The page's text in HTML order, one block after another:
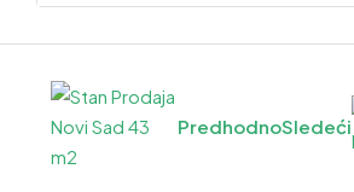
PredhodnoSledeći